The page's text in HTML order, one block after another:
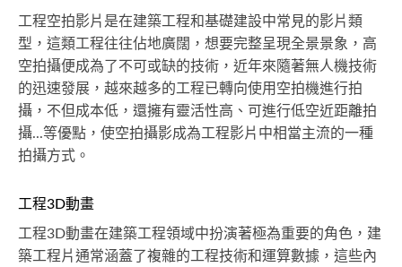
工程空拍影片是在建築工程和基礎建設中常見的影片類
型，這類工程往往佔地廣闊，想要完整呈現全景景象，高
空拍攝便成為了不可或缺的技術，近年來隨著無人機技術
的迅速發展，越來越多的工程已轉向使用空拍機進行拍
攝，不但成本低，還擁有靈活性高、可進行低空近距離拍
攝...等優點，使空拍攝影成為工程影片中相當主流的一種
拍攝方式。
工程3D動畫
工程3D動畫在建築工程領域中扮演著極為重要的角色，建
築工程片通常涵蓋了複雜的工程技術和運算數據，這些內